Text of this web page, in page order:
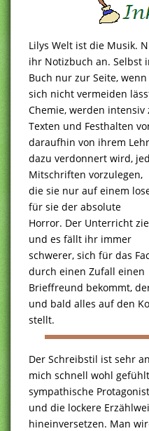
Lilys Welt ist die Musik.
ihr Notizbuch an. Selbst
Buch nur zur Seite, wenn
sich nicht vermeiden
Chemie, werden intensiv
Texten und Festhalten
daraufhin von ihrem
dazu verdonnert wird,
Mitschriften vorzulegen,
die sie nur auf einem
für sie der absolute
Horror. Der Unterricht
und es fällt ihr immer
schwerer, sich für das
durch einen Zufall einen
Brieffreund bekommt,
und bald alles auf den
stellt.
Der Schreibstil ist sehr
mich schnell wohl
sympathische
und die lockere
hineinversetzen. Man